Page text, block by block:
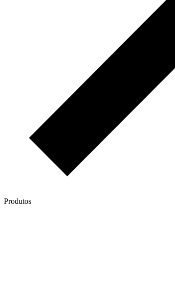
Produtos